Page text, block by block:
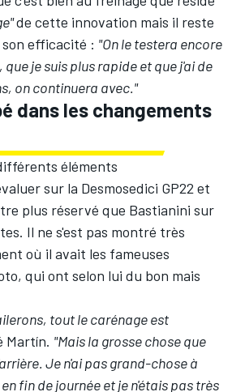
de cette innovation mais il reste
efficacité : "On le testera encore
que je suis plus rapide et que j'ai de
on continuera avec."
dans les changements
éléments
sur la Desmosedici GP22 et
plus réservé que Bastianini sur
Il ne s'est pas montré très
où il avait les fameuses
qui ont selon lui du bon mais
tout le carénage est
Martín. "Mais la grosse chose que
Je n'ai pas grand-chose à
fin de journée et je n'étais pas très